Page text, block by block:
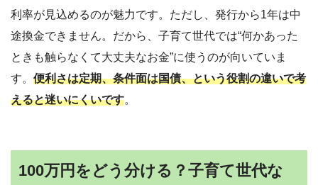
利率が見込めるのが魅力です。ただし、発行から1年は中
途換金できません。だから、子育て世代では“何かあった
ときも触らなくて大丈夫なお金”に使うのが向いていま
す。 便利さは定期、条件面は国債、という役割の違いで考
えると迷いにくいです。
100万円をどう分ける？子育て世代な